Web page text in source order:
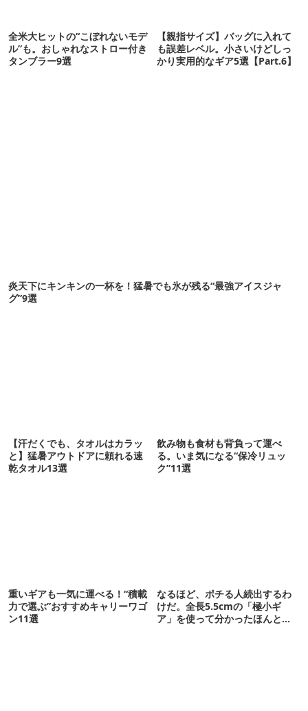
全米大ヒットの“こぼれないモデ
ル”も。おしゃれなストロー付き
タンブラー9選
【親指サイズ】バッグに入れて
も誤差レベル。小さいけどしっ
かり実用的なギア5選【Part.6】
炎天下にキンキンの一杯を！猛暑でも氷が残る“最強アイスジャ
グ”9選
【汗だくでも、タオルはカラッ
と】猛暑アウトドアに頼れる速
乾タオル13選
飲み物も食材も背負って運べ
る。いま気になる“保冷リュッ
ク”11選
重いギアも一気に運べる！“積載
力で選ぶ”おすすめキャリーワゴ
ン11選
なるほど、ポチる人続出するわ
けだ。全長5.5cmの「極小ギ
ア」を使って分かったほんとの